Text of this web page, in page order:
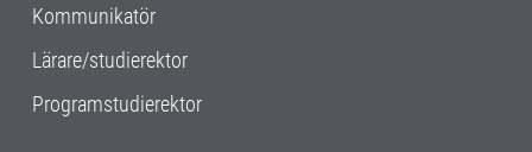
Kommunikatör
Lärare/studierektor
Programstudierektor